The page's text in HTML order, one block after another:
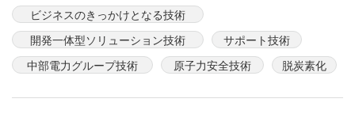
ビジネスのきっかけとなる技術
開発一体型ソリューション技術
サポート技術
中部電力グループ技術
原子力安全技術 脱炭素化